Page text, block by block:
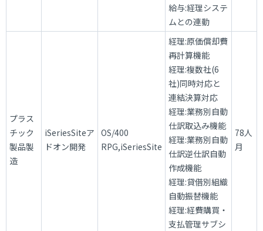
給与:経理システ
ムとの連動
プラス
チック
製品製
造
iSeriesSiteア
ドオン開発
OS/400
RPG,iSeriesSite
経理:原価償却費
再計算機能
経理:複数社(6
社)同時対応と
連結決算対応
経理:業務別自動
仕訳取込み機能
経理:業務別自動
仕訳逆仕訳自動
作成機能
経理:貸借別組織
自動振替機能
経理:経費購買・
支払管理サブシ
78人
月